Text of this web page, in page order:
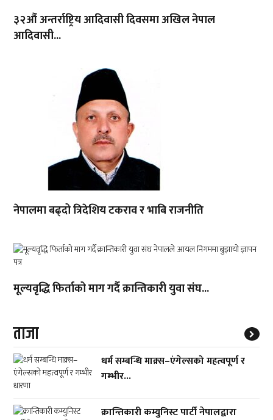
३२औं अन्तर्राष्ट्रिय आदिवासी दिवसमा अखिल नेपाल
आदिवासी...
नेपालमा बढ्दो त्रिदेशिय टकराव र भाबि राजनीति
मूल्यवृद्धि फिर्ताको माग गर्दै क्रान्तिकारी युवा संघ...
ताजा
धर्म सम्बन्धि माक्र्स–एंगेल्सको महत्वपूर्ण र
गम्भीर...
क्रान्तिकारी कम्युनिस्ट पार्टी नेपालद्वारा